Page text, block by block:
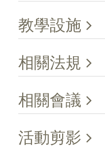
教學設施
相關法規
相關會議
活動剪影